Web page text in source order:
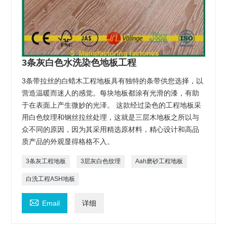
3条灰白色水洗染色地板工程
3条带拉丝的白蜡木工程地板具有独特的条带供您选择，以
营造温暖而迷人的感觉。每块地板都涂有光滑的漆，有助
于在表面上产生微妙的光泽。 这款经过染色的工程地板采
用白色纹理和钢丝拉丝处理，这就是三层木地板之所以与
众不同的原因，因为其采用精选原材料，精心设计和高品
质产品的外观显得格格不入。
3条灰工程地板 3层灰白色纹理 Aah磨砂工程地板
白洗工程ASH地板
 Email 详细